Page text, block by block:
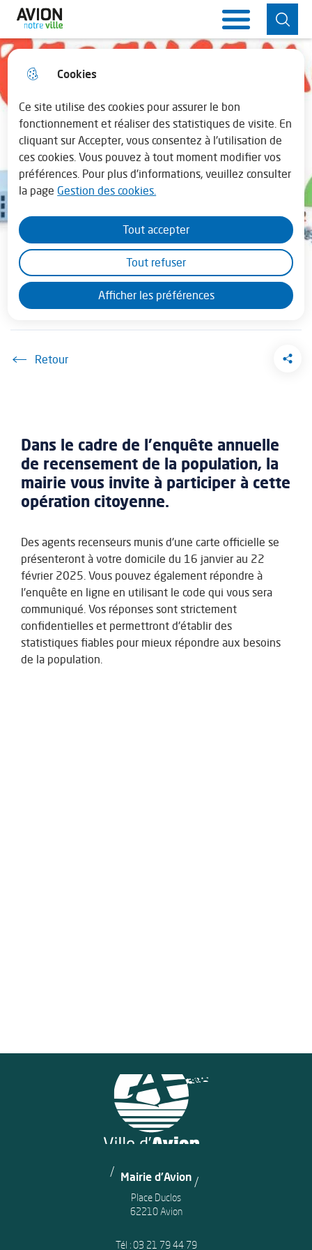
Cookies
Ce site utilise des cookies pour assurer le bon
fonctionnement et réaliser des statistiques de visite. En
cliquant sur Accepter, vous consentez à l'utilisation de
ces cookies. Vous pouvez à tout moment modifier vos
préférences. Pour plus d'informations, veuillez consulter
la page Gestion des cookies.
Afficher les préférences
Tout accepter
Tout refuser
Aller
au
menu
principal
Consulter
le plan du
site
Horaires de la mairie
Lundi : 13h30 - 17h30
Mardi au vendredi : 08h30 - 12h00 et de
13h45 - 17h30
En juillet - août la mairie est fermée le
Ville d'Avion
Recensement
Accueil
Dans le cadre de l'enquête annuelle
de recensement de la population, la
mairie vous invite à participer à cette
opération citoyenne.
Des agents recenseurs munis d'une carte officielle se
présenteront à votre domicile du 16 janvier au 22
février 2025. Vous pouvez également répondre à
l'enquête en ligne en utilisant le code qui vous sera
communiqué. Vos réponses sont strictement
confidentielles et permettront d'établir des
statistiques fiables pour mieux répondre aux besoins
de la population.
Mairie d'Avion
Place Duclos
62210 Avion
Tél :03 21 79 44 79